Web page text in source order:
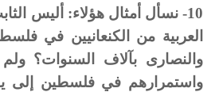
10- نسأل أمثال هؤلاء: أليس
العربية من الكنعانيين في
والنصارى بآلاف السنوات؟
واستمرارهم في فلسطين إلى